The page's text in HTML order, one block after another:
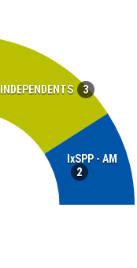
INDEPENDENTS 3
IxSPP - AM
2